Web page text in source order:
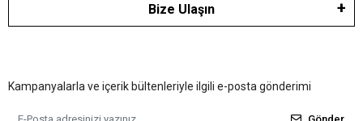
Bize Ulaşın
Kampanyalarla ve içerik bültenleriyle ilgili e-posta gönderimi